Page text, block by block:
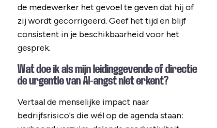
de medewerker het gevoel te geven dat hij of
zij wordt gecorrigeerd. Geef het tijd en blijf
consistent in je beschikbaarheid voor het
gesprek.
Wat doe ik als mijn leidinggevende of directie
de urgentie van AI-angst niet erkent?
Vertaal de menselijke impact naar
bedrijfsrisico's die wél op de agenda staan: